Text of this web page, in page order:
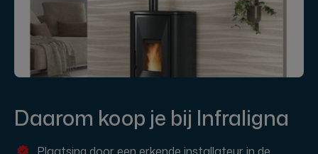
Daarom koop je bij Infraligna